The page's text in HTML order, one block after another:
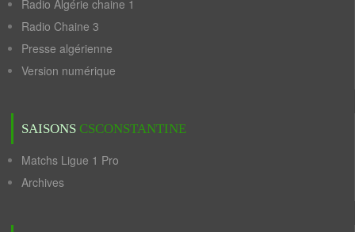
Radio Algérie chaine 1
Radio Chaine 3
Presse algérienne
Version numérique
SAISONS CSCONSTANTINE
Matchs Ligue 1 Pro
Archives